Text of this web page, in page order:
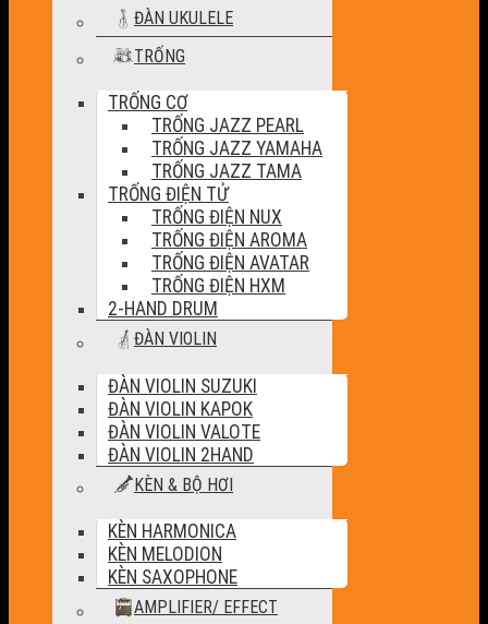
ĐÀN UKULELE
TRỐNG
TRỐNG CƠ
TRỐNG JAZZ PEARL
TRỐNG JAZZ YAMAHA
TRỐNG JAZZ TAMA
TRỐNG ĐIỆN TỬ
TRỐNG ĐIỆN NUX
TRỐNG ĐIỆN AROMA
TRỐNG ĐIỆN AVATAR
TRỐNG ĐIỆN HXM
2-HAND DRUM
ĐÀN VIOLIN
ĐÀN VIOLIN SUZUKI
ĐÀN VIOLIN KAPOK
ĐÀN VIOLIN VALOTE
ĐÀN VIOLIN 2HAND
KÈN & BỘ HƠI
KÈN HARMONICA
KÈN MELODION
KÈN SAXOPHONE
AMPLIFIER/ EFFECT